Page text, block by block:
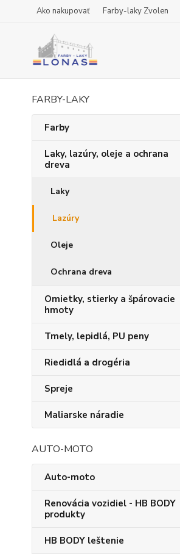
Ako nakupovať Farby-laky Zvolen
FARBY-LAKY
Farby
Laky, lazúry, oleje a ochrana
dreva
Laky
Lazúry
Oleje
Ochrana dreva
Omietky, stierky a špárovacie
hmoty
Tmely, lepidlá, PU peny
Riedidlá a drogéria
Spreje
Maliarske náradie
AUTO-MOTO
Auto-moto
Renovácia vozidiel - HB BODY
produkty
HB BODY leštenie